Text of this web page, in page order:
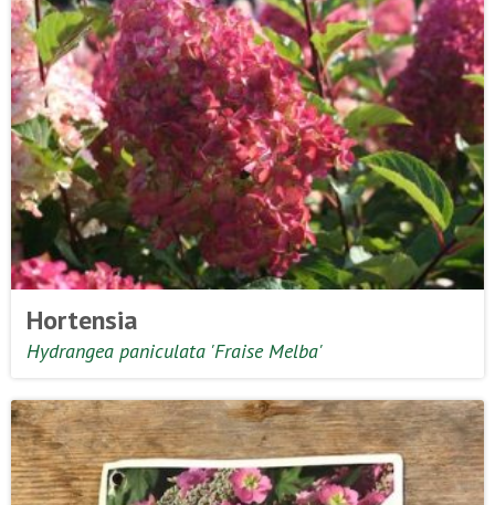
Hortensia
Hydrangea paniculata 'Fraise Melba'